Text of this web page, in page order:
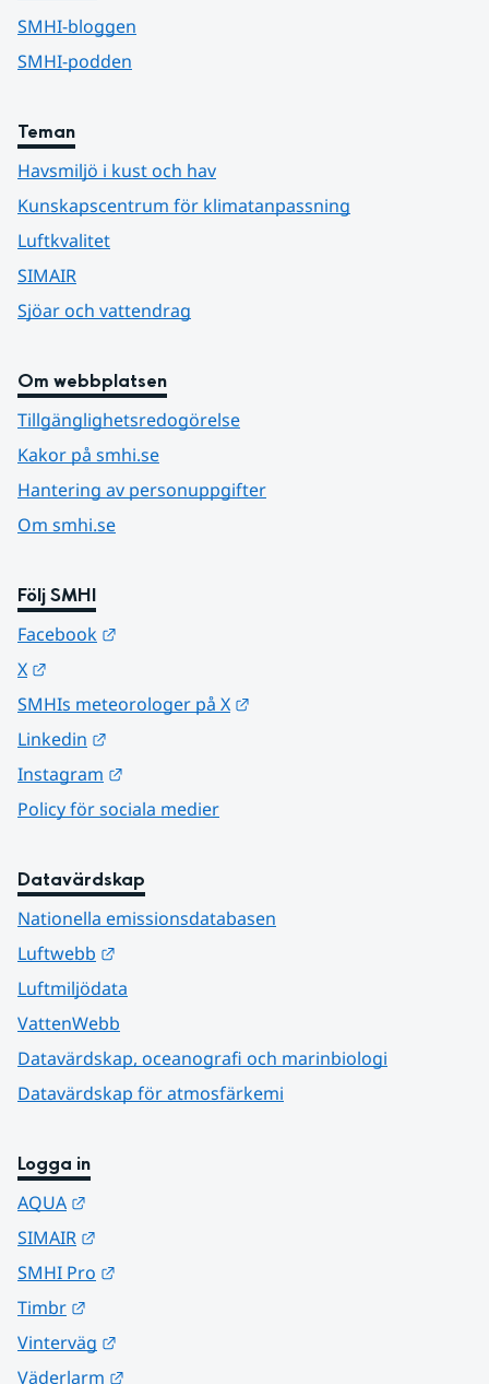
SMHI-bloggen
SMHI-podden
Teman
Havsmiljö i kust och hav
Kunskapscentrum för klimatanpassning
Luftkvalitet
SIMAIR
Sjöar och vattendrag
Om webbplatsen
Tillgänglighetsredogörelse
Kakor på smhi.se
Hantering av personuppgifter
Om smhi.se
Följ SMHI
Facebook
X
SMHIs meteorologer på X
Linkedin
Instagram
Policy för sociala medier
Datavärdskap
Nationella emissionsdatabasen
Luftwebb
Luftmiljödata
VattenWebb
Datavärdskap, oceanografi och marinbiologi
Datavärdskap för atmosfärkemi
Logga in
AQUA
SIMAIR
SMHI Pro
Timbr
Vinterväg
Väderlarm